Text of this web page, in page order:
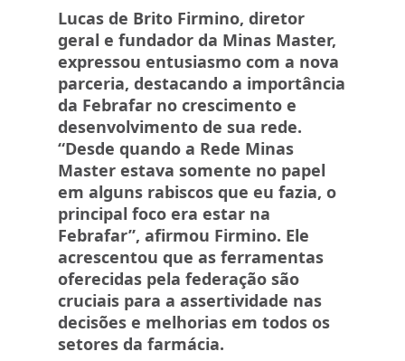
Lucas de Brito Firmino, diretor
geral e fundador da Minas Master,
expressou entusiasmo com a nova
parceria, destacando a importância
da Febrafar no crescimento e
desenvolvimento de sua rede.
“Desde quando a Rede Minas
Master estava somente no papel
em alguns rabiscos que eu fazia, o
principal foco era estar na
Febrafar”, afirmou Firmino. Ele
acrescentou que as ferramentas
oferecidas pela federação são
cruciais para a assertividade nas
decisões e melhorias em todos os
setores da farmácia.